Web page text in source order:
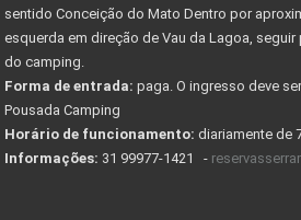
sentido Conceição do Mato Dentro por
esquerda em direção de Vau da Lagoa, seguir
do camping.
Forma de entrada: paga. O ingresso deve
Pousada Camping
Horário de funcionamento: diariamente de
Informações: 31 99977-1421 -